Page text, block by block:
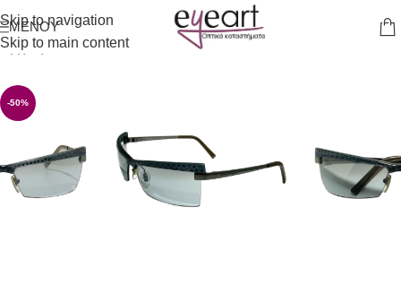
Skip to navigation
Skip to main content
ΜΕΝΟΎ
Αρχική σελίδα/Γυαλιά Ηλίου
-50%